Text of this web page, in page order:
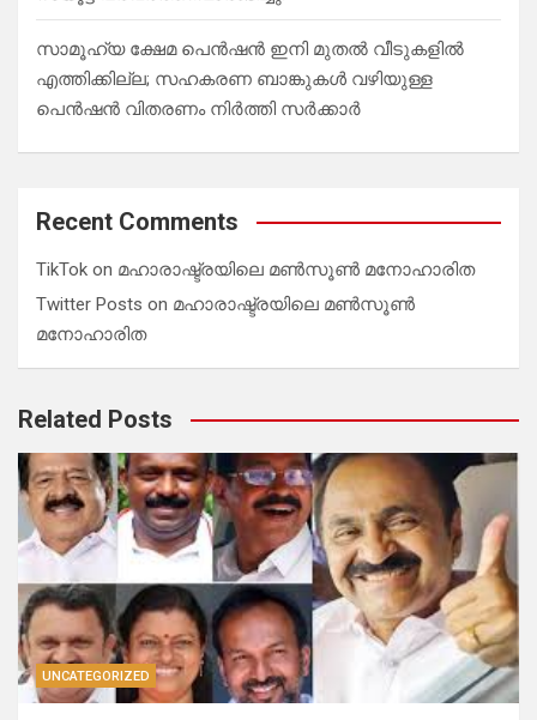
സാമൂഹ്യ ക്ഷേമ പെൻഷൻ ഇനി മുതൽ വീടുകളിൽ
എത്തിക്കില്ല; സഹകരണ ബാങ്കുകൾ വഴിയുള്ള
പെൻഷൻ വിതരണം നിർത്തി സർക്കാർ
Recent Comments
TikTok on മഹാരാഷ്ട്രയിലെ മൺസൂൺ മനോഹാരിത
Twitter Posts on മഹാരാഷ്ട്രയിലെ മൺസൂൺ
മനോഹാരിത
Related Posts
UNCATEGORIZED